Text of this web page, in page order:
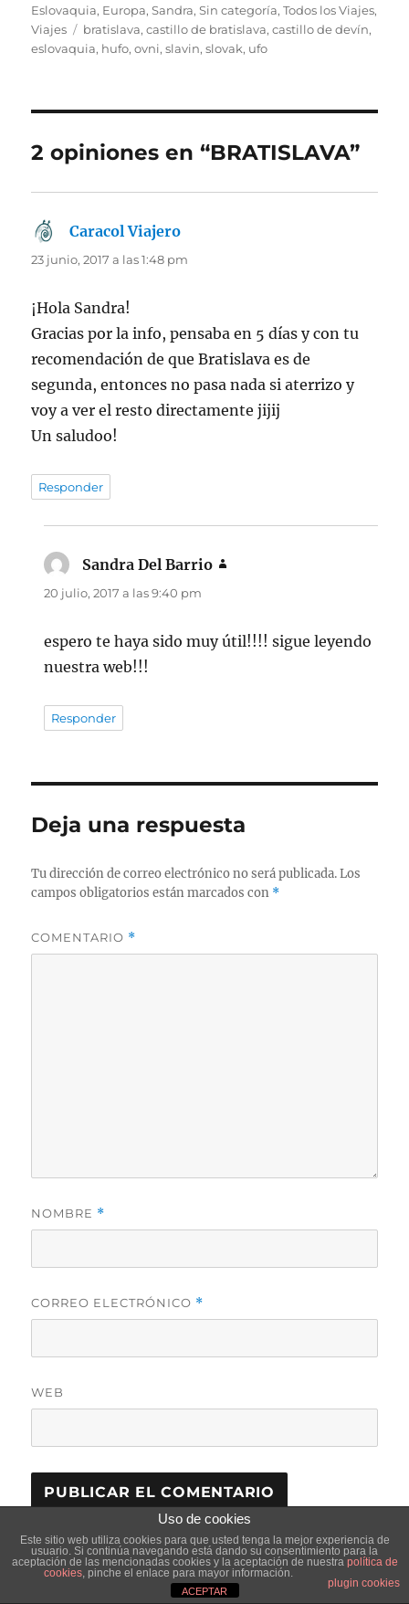
el
Eslovaquia, Europa,Sandra,Sin categoría,Todos los Viajes,
Viajes
Etiquetas
bratislava,castillo de bratislava,castillo de devín,
eslovaquia, hufo,ovni,slavin,slovak, ufo
2 opiniones en “BRATISLAVA”
Caracol Viajero
23 junio, 2017 a las 1:48 pm
¡Hola Sandra!
Gracias por la info, pensaba en 5 días y con tu
recomendación de que Bratislava es de
segunda, entonces no pasa nada si aterrizo y
voy a ver el resto directamente jijij
Un saludoo!
Responder
Sandra Del Barrio
20 julio, 2017 a las 9:40 pm
espero te haya sido muy útil!!!! sigue leyendo
nuestra web!!!
Responder
Deja una respuesta
Tu dirección de correo electrónico no será publicada. Los
campos obligatorios están marcados con *
COMENTARIO *
NOMBRE *
CORREO ELECTRÓNICO *
WEB
Este sitio usa Akismet para reducir el spam.
Aprende cómo se procesan los datos de tus
comentarios.
Uso de cookies
Este sitio web utiliza cookies para que usted tenga la mejor experiencia de
usuario. Si continúa navegando está dando su consentimiento para la
aceptación de las mencionadas cookies y la aceptación de nuestra política de
cookies, pinche el enlace para mayor información.
plugin cookies
ACEPTAR